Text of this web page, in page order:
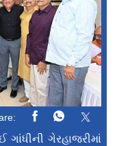
ગેરહાજરીમાં